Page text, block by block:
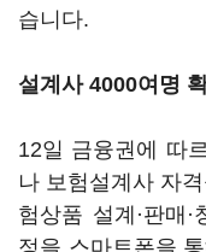
습니다.
설계사 4000여명
12일 금융권에 따
나 보험설계사 자
험상품 설계·판매
정을 스마트폰을